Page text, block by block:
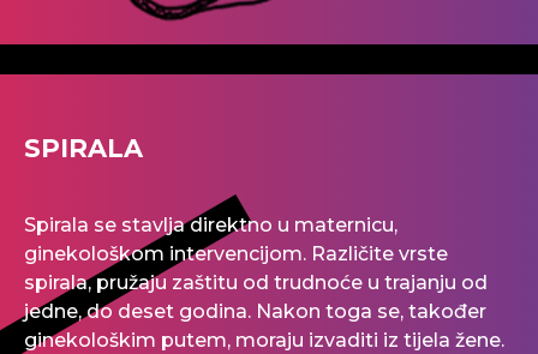
SPIRALA
Spirala se stavlja direktno u maternicu,
ginekološkom intervencijom. Različite vrste
spirala, pružaju zaštitu od trudnoće u trajanju od
jedne, do deset godina. Nakon toga se, također
ginekološkim putem, moraju izvaditi iz tijela žene.